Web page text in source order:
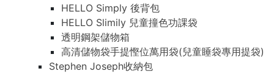
HELLO Simply 後背包
HELLO Slimily 兒童撞色功課袋
透明鋼架儲物箱
高清儲物袋手提慳位萬用袋(兒童睡袋專用提袋)
Stephen Joseph收納包